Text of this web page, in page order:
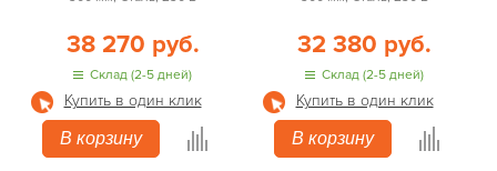
38 270 руб.
Склад (2-5 дней)
Купить в один клик
В корзину
32 380 руб.
Склад (2-5 дней)
Купить в один клик
В корзину